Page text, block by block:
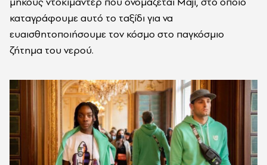
καταγράφουμε αυτό το ταξίδι για να
ευαισθητοποιήσουμε τον κόσμο στο παγκόσμιο
ζήτημα του νερού.